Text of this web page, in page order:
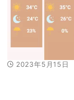
2023年5月15日